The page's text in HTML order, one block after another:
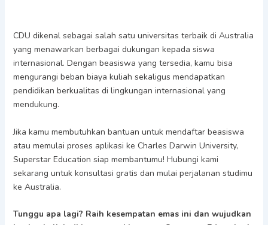
CDU dikenal sebagai salah satu universitas terbaik di Australia
yang menawarkan berbagai dukungan kepada siswa
internasional. Dengan beasiswa yang tersedia, kamu bisa
mengurangi beban biaya kuliah sekaligus mendapatkan
pendidikan berkualitas di lingkungan internasional yang
mendukung.
Jika kamu membutuhkan bantuan untuk mendaftar beasiswa
atau memulai proses aplikasi ke Charles Darwin University,
Superstar Education siap membantumu! Hubungi kami
sekarang untuk konsultasi gratis dan mulai perjalanan studimu
ke Australia.
Tunggu apa lagi? Raih kesempatan emas ini dan wujudkan